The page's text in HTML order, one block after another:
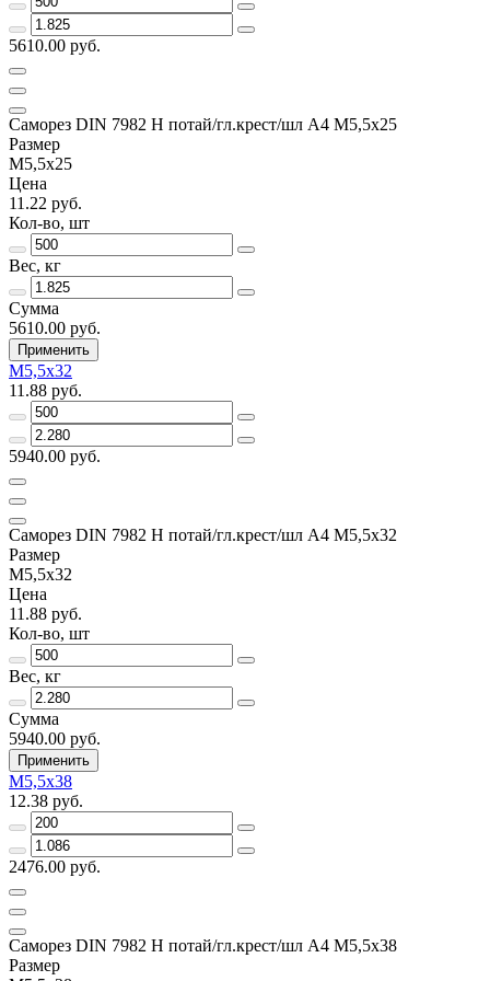
5610.00 руб.
Саморез DIN 7982 H потай/гл.крест/шл А4 М5,5х25
Размер
М5,5х25
Цена
11.22 руб.
Кол-во, шт
Вес, кг
Сумма
5610.00 руб.
Применить
М5,5х32
11.88 руб.
5940.00 руб.
Саморез DIN 7982 H потай/гл.крест/шл А4 М5,5х32
Размер
М5,5х32
Цена
11.88 руб.
Кол-во, шт
Вес, кг
Сумма
5940.00 руб.
Применить
М5,5х38
12.38 руб.
2476.00 руб.
Саморез DIN 7982 H потай/гл.крест/шл А4 М5,5х38
Размер